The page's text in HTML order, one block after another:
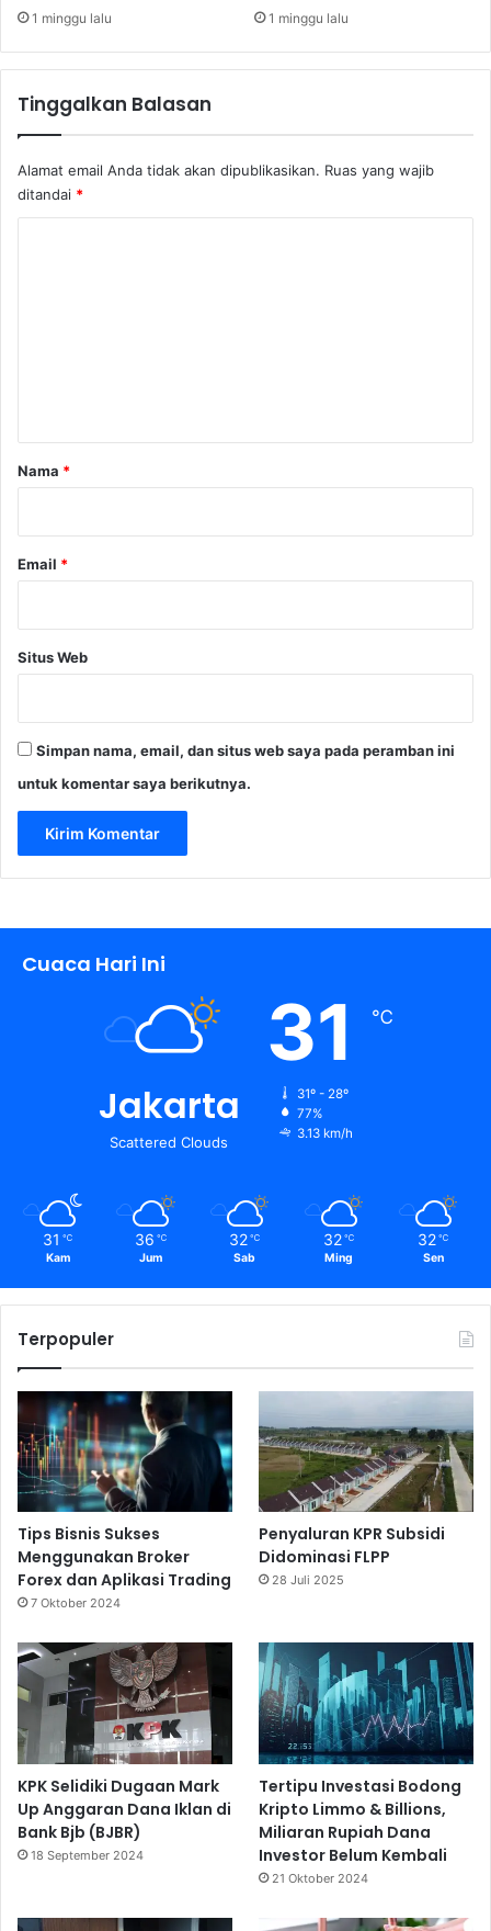
s
Y
e
1 minggu lalu 1 minggu lalu
Tinggalkan Balasan
Alamat email Anda tidak akan dipublikasikan. Ruas yang wajib
ditandai *
rNama *
Email *
Situs Web
Simpan nama, email, dan situs web saya pada peramban ini
untuk komentar saya berikutnya.
Cuaca Hari Ini
Jakarta
Scattered Clouds
31 ℃
31º - 28º
77%
3.13 km/h
31 ℃
Kam
36 ℃
Jum
32 ℃
Sab
32 ℃
Ming
32 ℃
Sen
Terpopuler
Tips Bisnis Sukses
Menggunakan Broker
Forex dan Aplikasi Trading
7 Oktober 2024
Penyaluran KPR Subsidi
Didominasi FLPP
28 Juli 2025
KPK Selidiki Dugaan Mark
Up Anggaran Dana Iklan di
Bank Bjb (BJBR)
18 September 2024
Tertipu Investasi Bodong
Kripto Limmo & Billions,
Miliaran Rupiah Dana
Investor Belum Kembali
21 Oktober 2024